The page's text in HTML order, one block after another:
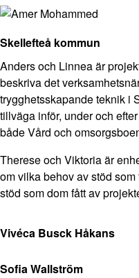
Skellefteå kommun
Anders och Linnea är
beskriva det
trygghetsskapande teknik i
tillväga inför, under och
både Vård och
Therese och Viktoria är
om vilka behov av stöd
stöd som dom fått av
Vivéca Busck Håkans
Sofia Wallström